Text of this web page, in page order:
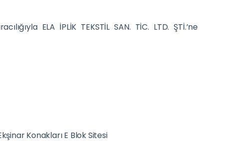
ELA İPLİK TEKSTİL SAN. TİC. LTD. ŞTİ.’ne
Konakları E Blok Sitesi